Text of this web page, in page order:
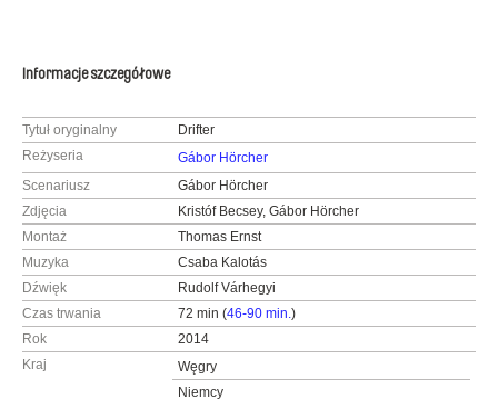
Informacje szczegółowe
Tytuł oryginalny
Drifter
Reżyseria
Gábor Hörcher
Scenariusz
Gábor Hörcher
Zdjęcia
Kristóf Becsey, Gábor Hörcher
Montaż
Thomas Ernst
Muzyka
Csaba Kalotás
Dźwięk
Rudolf Várhegyi
Czas trwania
72 min (46-90 min.)
Rok
2014
Kraj
Węgry
Niemcy